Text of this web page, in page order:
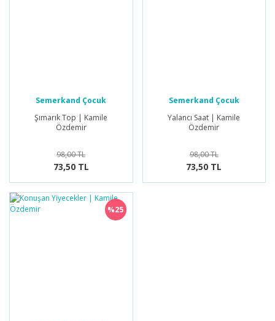
Semerkand Çocuk
Yayınları
Şımarık Top | Kamile
Özdemir
98,00 TL
73,50 TL
Semerkand Çocuk
Yayınları
Yalancı Saat | Kamile
Özdemir
98,00 TL
73,50 TL
%25